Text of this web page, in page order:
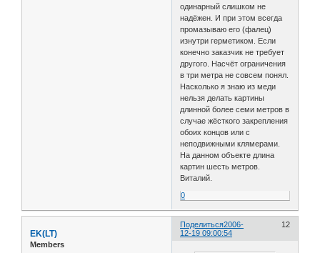
одинарный слишком не
надёжен. И при этом всегда
промазываю его (фалец)
изнутри герметиком. Если
конечно заказчик не требует
другого. Насчёт ограничения
в три метра не совсем понял.
Насколько я знаю из меди
нельзя делать картины
длинной более семи метров в
случае жёсткого закрепления
обоих концов или с
неподвижными клямерами.
На данном объекте длина
картин шесть метров.
Виталий.
0
Поделиться 12
2006-
12-19 09:00:54
EK(LT)
Members